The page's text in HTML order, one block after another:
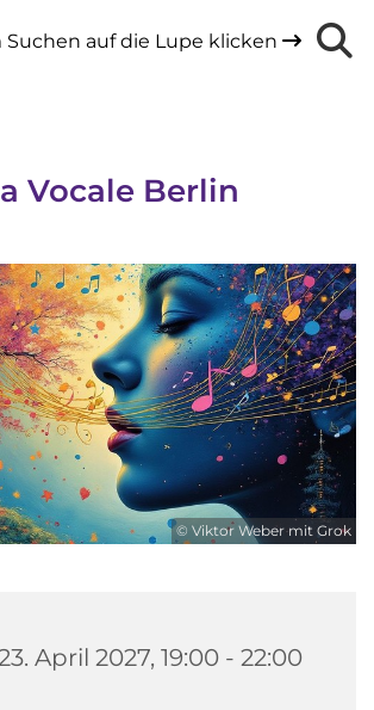
Suchen auf die Lupe klicken
Vocale Berlin
© Viktor Weber mit Grok
April 2027, 19:00 - 22:00